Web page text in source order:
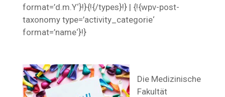
format=’d.m.Y‘}!}{!{/types}!} | {!{wpv-post-
taxonomy type=’activity_categorie‘
format=’name‘}!}
Die Medizinische
Fakultät